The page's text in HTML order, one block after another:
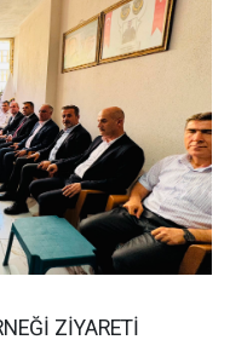
ZİYARETİ